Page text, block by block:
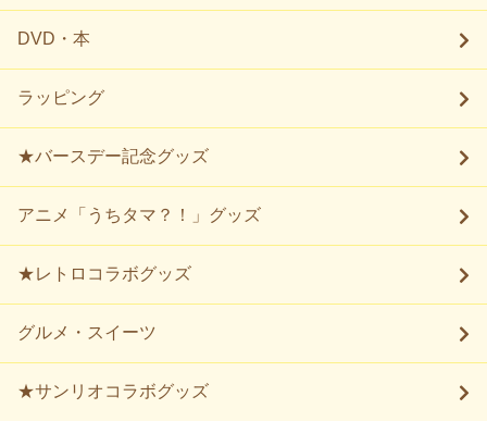
DVD・本
ラッピング
★バースデー記念グッズ
アニメ「うちタマ？！」グッズ
★レトロコラボグッズ
グルメ・スイーツ
★サンリオコラボグッズ